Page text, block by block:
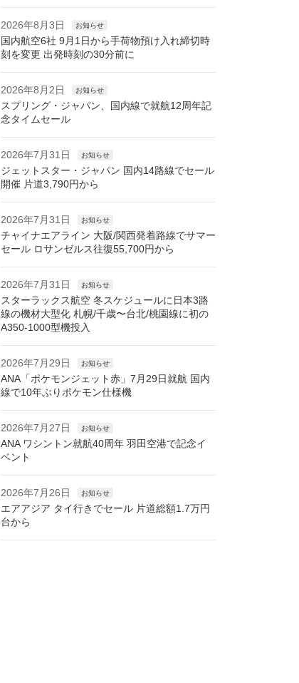
2026年8月3日 お知らせ
国内航空6社 9月1日から手荷物預け入れ締切時
刻を変更 出発時刻の30分前に
2026年8月2日 お知らせ
スプリング・ジャパン、国内線で就航12周年記
念タイムセール
2026年7月31日 お知らせ
ジェットスター・ジャパン 国内14路線でセール
開催 片道3,790円から
2026年7月31日 お知らせ
チャイナエアライン 大阪/関西発着路線でサマー
セール ロサンゼルス往復55,700円から
2026年7月31日 お知らせ
スターラックス航空 冬スケジュールに日本3路
線の機材大型化 札幌/千歳〜台北/桃園線に初の
A350-1000型機投入
2026年7月29日 お知らせ
ANA「ポケモンジェット赤」7月29日就航 国内
線で10年ぶりポケモン仕様機
2026年7月27日 お知らせ
ANA ワシントン就航40周年 羽田空港で記念イ
ベント
2026年7月26日 お知らせ
エアアジア タイ行きでセール 片道総額1.7万円
台から